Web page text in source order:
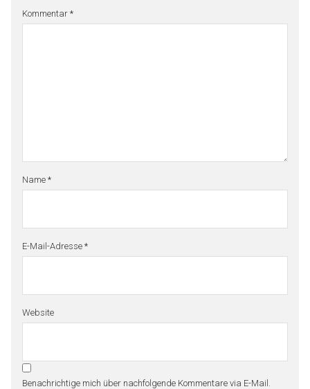
Kommentar *
Name *
E-Mail-Adresse *
Website
Benachrichtige mich über nachfolgende Kommentare via E-Mail.